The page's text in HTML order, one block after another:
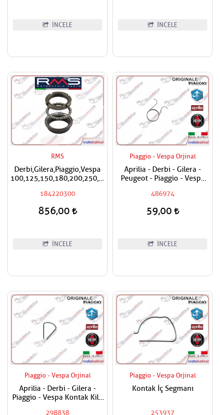
İNCELE İNCELE
RMS
Derbi,Gilera,Piaggio,Vespa
100,125,150,180,200,250,300,400
Mesnet Maşa Bilyası
184220300
856,00
İNCELE
Piaggio - Vespa Orjinal
Aprilia - Derbi - Gilera -
Peugeot - Piaggio - Vespa
486974
59,00
İNCELE
Piaggio - Vespa Orjinal
Aprilia - Derbi - Gilera -
Piaggio - Vespa Kontak Kilit
298838
Piaggio - Vespa Orjinal
Kontak İç Segmanı
253937